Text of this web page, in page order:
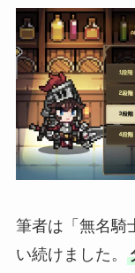
筆者は「無名騎
い続けました。